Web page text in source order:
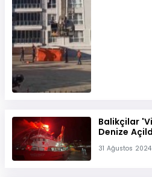
Balikçilar
Denize
31 Ağustos